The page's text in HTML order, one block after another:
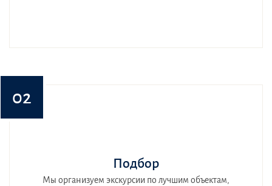
02
Подбор
Мы организуем экскурсии по лучшим объектам,